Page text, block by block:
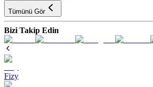
Tümünü Gör
Bizi Takip Edin
Fizy